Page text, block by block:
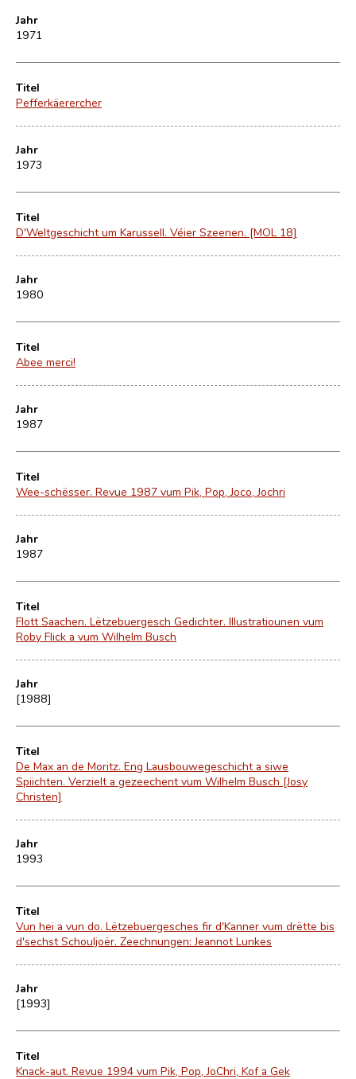
Jahr
1971
Titel
Pefferkäerercher
Jahr
1973
Titel
D'Weltgeschicht um Karussell. Véier Szeenen. [MOL 18]
Jahr
1980
Titel
Abee merci!
Jahr
1987
Titel
Wee-schësser. Revue 1987 vum Pik, Pop, Joco, Jochri
Jahr
1987
Titel
Flott Saachen. Lëtzebuergesch Gedichter. Illustratiounen vum
Roby Flick a vum Wilhelm Busch
Jahr
[1988]
Titel
De Max an de Moritz. Eng Lausbouwegeschicht a siwe
Spiichten. Verzielt a gezeechent vum Wilhelm Busch [Josy
Christen]
Jahr
1993
Titel
Vun hei a vun do. Lëtzebuergesches fir d'Kanner vum drëtte bis
d'sechst Schouljoër. Zeechnungen: Jeannot Lunkes
Jahr
[1993]
Titel
Knack-aut. Revue 1994 vum Pik, Pop, JoChri, Kof a Gek